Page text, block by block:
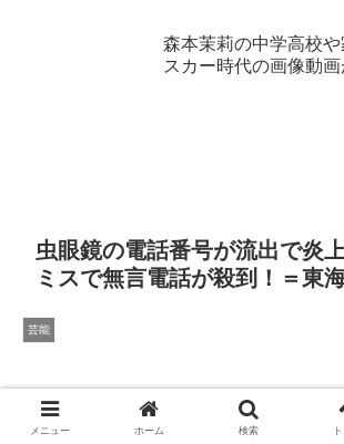
森本茉莉の中学高校
スカー時代の画像動画
虫眼鏡の電話番号が流出で炎
ミスで無言電話が殺到！＝東
芸能
メニュー ホーム 検索